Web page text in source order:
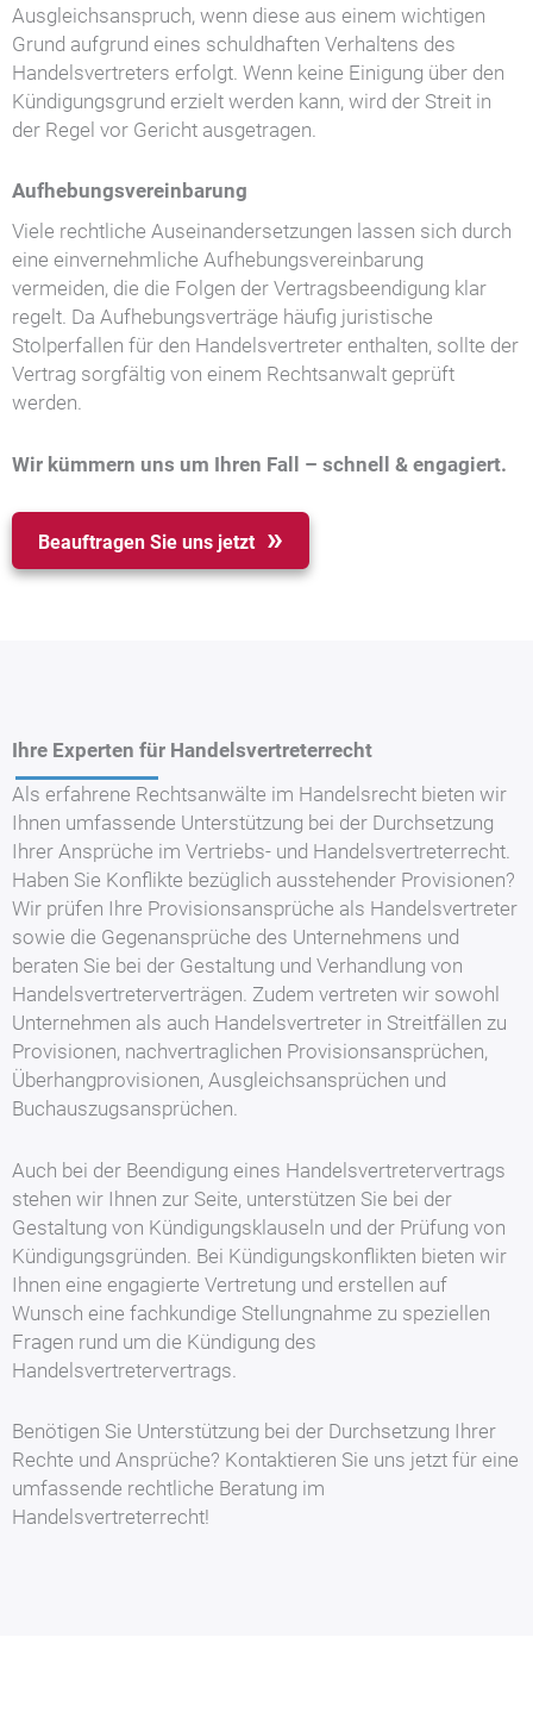
Ausgleichsanspruch, wenn diese aus einem wichtigen
Grund aufgrund eines schuldhaften Verhaltens des
Handelsvertreters erfolgt. Wenn keine Einigung über den
Kündigungsgrund erzielt werden kann, wird der Streit in
der Regel vor Gericht ausgetragen.
Aufhebungsvereinbarung
Viele rechtliche Auseinandersetzungen lassen sich durch
eine einvernehmliche Aufhebungsvereinbarung
vermeiden, die die Folgen der Vertragsbeendigung klar
regelt. Da Aufhebungsverträge häufig juristische
Stolperfallen für den Handelsvertreter enthalten, sollte der
Vertrag sorgfältig von einem Rechtsanwalt geprüft
werden.
Wir kümmern uns um Ihren Fall – schnell & engagiert.
Beauftragen Sie uns jetzt
Ihre Experten für Handelsvertreterrecht
Als erfahrene Rechtsanwälte im Handelsrecht bieten wir
Ihnen umfassende Unterstützung bei der Durchsetzung
Ihrer Ansprüche im Vertriebs- und Handelsvertreterrecht.
Haben Sie Konflikte bezüglich ausstehender Provisionen?
Wir prüfen Ihre Provisionsansprüche als Handelsvertreter
sowie die Gegenansprüche des Unternehmens und
beraten Sie bei der Gestaltung und Verhandlung von
Handelsvertreterverträgen. Zudem vertreten wir sowohl
Unternehmen als auch Handelsvertreter in Streitfällen zu
Provisionen, nachvertraglichen Provisionsansprüchen,
Überhangprovisionen, Ausgleichsansprüchen und
Buchauszugsansprüchen.
Auch bei der Beendigung eines Handelsvertretervertrags
stehen wir Ihnen zur Seite, unterstützen Sie bei der
Gestaltung von Kündigungsklauseln und der Prüfung von
Kündigungsgründen. Bei Kündigungskonflikten bieten wir
Ihnen eine engagierte Vertretung und erstellen auf
Wunsch eine fachkundige Stellungnahme zu speziellen
Fragen rund um die Kündigung des
Handelsvertretervertrags.
Benötigen Sie Unterstützung bei der Durchsetzung Ihrer
Rechte und Ansprüche? Kontaktieren Sie uns jetzt für eine
umfassende rechtliche Beratung im
Handelsvertreterrecht!